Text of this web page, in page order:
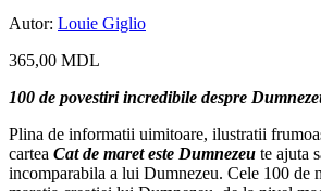
Autor: Louie Giglio
365,00 MDL
100 de povestiri incredibile despre
Plina de informatii uimitoare, ilustratii
cartea Cat de maret este Dumnezeu te ajuta
incomparabila a lui Dumnezeu. Cele 100 de